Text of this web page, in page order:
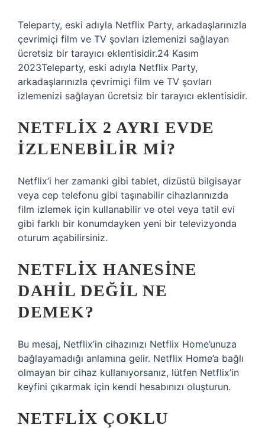
Teleparty, eski adıyla Netflix Party, arkadaşlarınızla
çevrimiçi film ve TV şovları izlemenizi sağlayan
ücretsiz bir tarayıcı eklentisidir.24 Kasım
2023Teleparty, eski adıyla Netflix Party,
arkadaşlarınızla çevrimiçi film ve TV şovları
izlemenizi sağlayan ücretsiz bir tarayıcı eklentisidir.
NETFLIX 2 AYRI EVDE
IZLENEBILIR MI?
Netflix’i her zamanki gibi tablet, dizüstü bilgisayar
veya cep telefonu gibi taşınabilir cihazlarınızda
film izlemek için kullanabilir ve otel veya tatil evi
gibi farklı bir konumdayken yeni bir televizyonda
oturum açabilirsiniz.
NETFLIX HANESINE
DAHIL DEĞIL NE
DEMEK?
Bu mesaj, Netflix’in cihazınızı Netflix Home’unuza
bağlayamadığı anlamına gelir. Netflix Home’a ​​bağlı
olmayan bir cihaz kullanıyorsanız, lütfen Netflix’in
keyfini çıkarmak için kendi hesabınızı oluşturun.
NETFLIX ÇOKLU